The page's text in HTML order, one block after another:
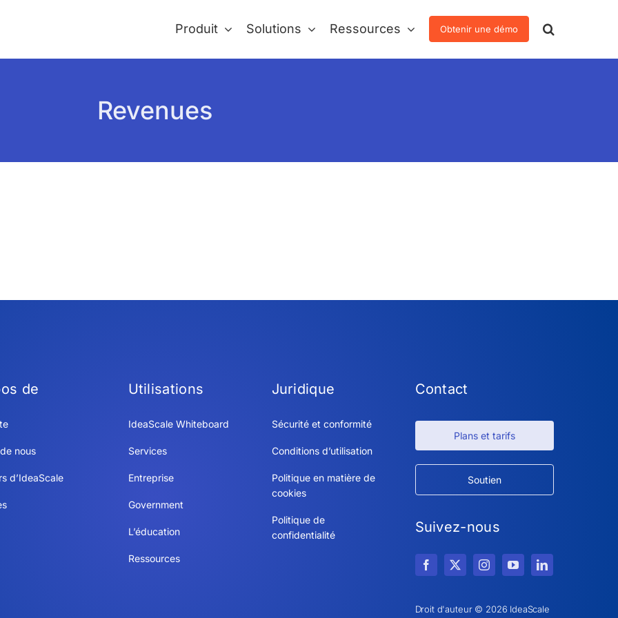
Produit Solutions Ressources Obtenir une démo
Revenues
de
nous
d’IdeaScale
Utilisations
IdeaScale Whiteboard
Services
Entreprise
Government
L’éducation
Ressources
Juridique
Sécurité et conformité
Conditions d’utilisation
Politique en matière de
cookies
Politique de
confidentialité
Contact
Plans et tarifs
Soutien
Suivez-nous
Droit d'auteur © 2026 IdeaScale